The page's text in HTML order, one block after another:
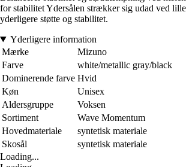
for stabilitet Ydersålen strækker sig udad ved
yderligere støtte og stabilitet.
Yderligere information
Mærke
Mizuno
Farve
white/metallic gray/black
Dominerende farve Hvid
Køn
Unisex
Aldersgruppe
Voksen
Sortiment
Wave Momentum
Hovedmateriale
syntetisk materiale
Skosål
syntetisk materiale
Loading...